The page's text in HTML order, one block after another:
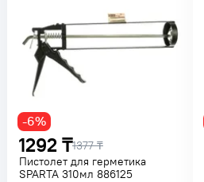
1292 ₸1377 ₸
-6%
Пистолет для герметика
SPARTA 310мл 886125